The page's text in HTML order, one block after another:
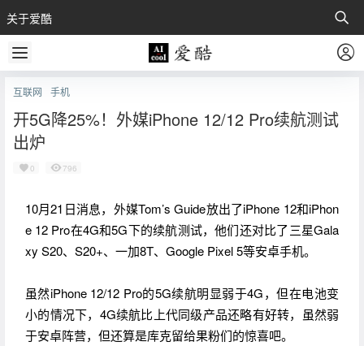
关于爱酷
互联网 手机
开5G降25%！外媒iPhone 12/12 Pro续航测试
出炉
0 796
10月21日消息，外媒Tom’s Guide放出了iPhone 12和iPhon
e 12 Pro在4G和5G下的续航测试，他们还对比了三星Gala
xy S20、S20+、一加8T、Google Pixel 5等安卓手机。
虽然iPhone 12/12 Pro的5G续航明显弱于4G，但在电池变
小的情况下，4G续航比上代同级产品还略有好转，虽然弱
于安卓阵营，但还算是库克留给果粉们的惊喜吧。